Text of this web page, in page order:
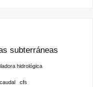
subterráneas
hidrológica
caudal cfs